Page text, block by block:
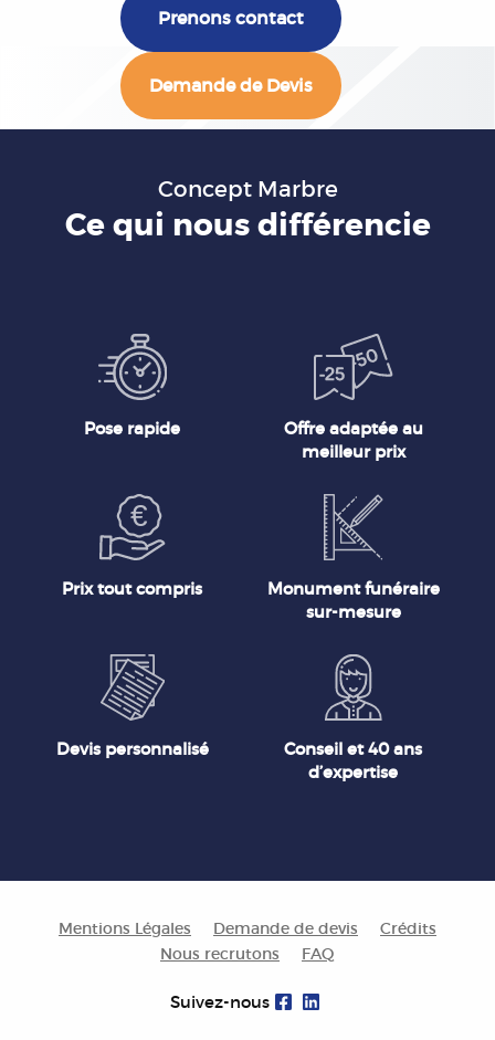
Prenons contact
Demande de Devis
Concept Marbre
Ce qui nous différencie
Pose rapide
Offre adaptée au
meilleur prix
Prix tout compris
Monument funéraire
sur-mesure
Devis personnalisé
Conseil et 40 ans
d’expertise
Mentions Légales Demande de devis
Crédits
Nous recrutons
FAQ
Suivez-nous